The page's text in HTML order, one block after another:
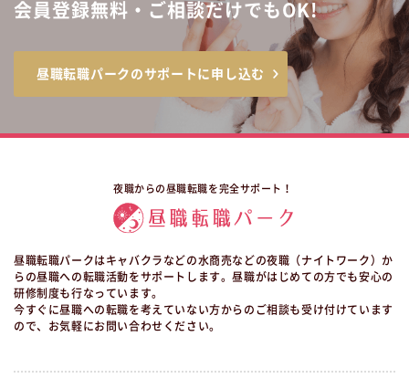
会員登録無料・ご相談だけでもOK!
昼職転職パークのサポートに申し込む
夜職からの昼職転職を完全サポート！
昼職転職パークはキャバクラなどの水商売などの夜職（ナイトワーク）か
らの昼職への転職活動をサポートします。昼職がはじめての方でも安心の
研修制度も行なっています。
今すぐに昼職への転職を考えていない方からのご相談も受け付けています
ので、お気軽にお問い合わせください。